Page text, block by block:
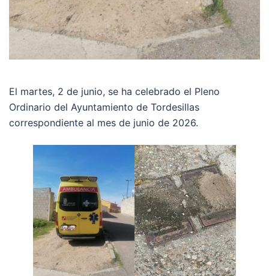
El martes, 2 de junio, se ha celebrado el Pleno
Ordinario del Ayuntamiento de Tordesillas
correspondiente al mes de junio de 2026.